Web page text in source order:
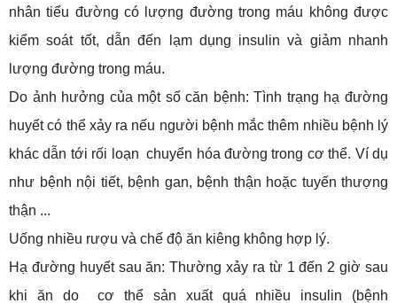
nhân tiểu đường có lượng đường trong máu không được
kiểm soát tốt, dẫn đến lạm dụng insulin và giảm nhanh
lượng đường trong máu.
Do ảnh hưởng của một số căn bệnh: Tình trạng hạ đường
huyết có thể xảy ra nếu người bệnh mắc thêm nhiều bệnh lý
khác dẫn tới rối loạn chuyển hóa đường trong cơ thể. Ví dụ
như bệnh nội tiết, bệnh gan, bệnh thận hoặc tuyến thượng
thận ...
Uống nhiều rượu và chế độ ăn kiêng không hợp lý.
Hạ đường huyết sau ăn: Thường xảy ra từ 1 đến 2 giờ sau
khi ăn do cơ thể sản xuất quá nhiều insulin (bệnh